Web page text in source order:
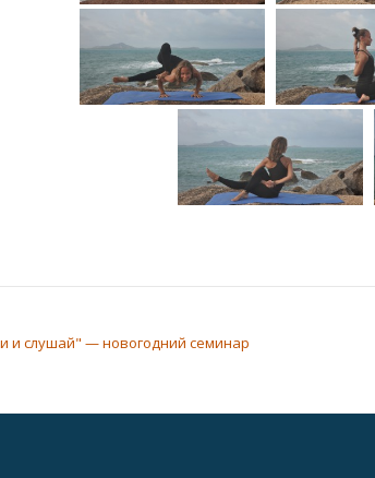
и слушай" — новогодний семинар